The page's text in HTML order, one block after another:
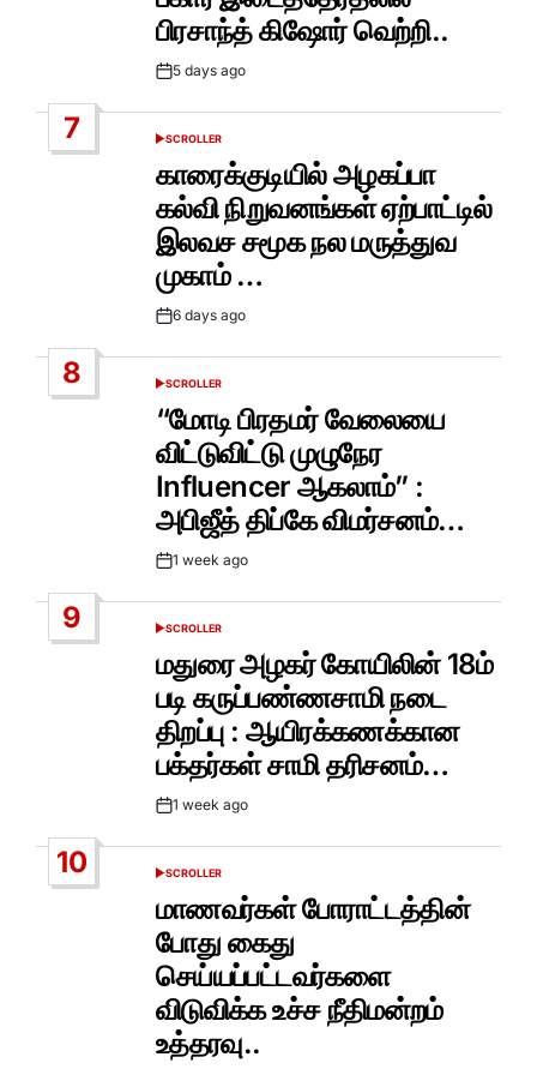
பிரசாந்த் கிஷோர் வெற்றி..
Post5 days ago
7
POSTED
SCROLLER
காரைக்குடியில் அழகப்பா
கல்வி நிறுவனங்கள் ஏற்பாட்டில்
இலவச சமூக நல மருத்துவ
முகாம் …
Post6 days ago
8
POSTED
SCROLLER
“மோடி பிரதமர் வேலையை
விட்டுவிட்டு முழுநேர
Influencer ஆகலாம்” :
அபிஜீத் திப்கே விமர்சனம்…
Post1 week ago
9
POSTED
SCROLLER
மதுரை அழகர் கோயிலின் 18ம்
படி கருப்பண்ணசாமி நடை
திறப்பு : ஆயிரக்கணக்கான
பக்தர்கள் சாமி தரிசனம்…
Post1 week ago
10
POSTED
SCROLLER
மாணவர்கள் போராட்டத்தின்
போது கைது
செய்யப்பட்டவர்களை
விடுவிக்க உச்ச நீதிமன்றம்
உத்தரவு..